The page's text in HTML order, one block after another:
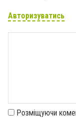
Авторизуватись
Розміщуючи